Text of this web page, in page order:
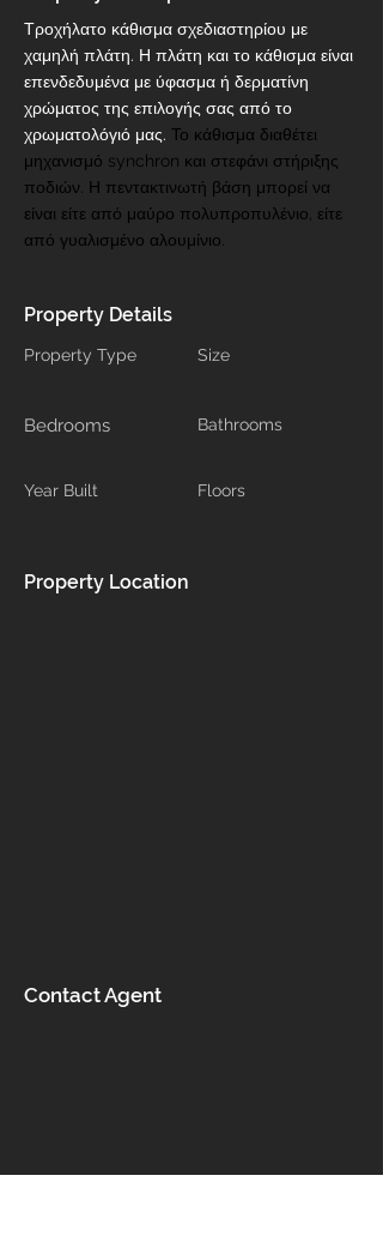
Τροχήλατο κάθισμα σχεδιαστηρίου με
χαμηλή πλάτη. Η πλάτη και το κάθισμα είναι
επενδεδυμένα με ύφασμα ή δερματίνη
χρώματος της επιλογής σας από το
χρωματολόγιό μας. Το κάθισμα διαθέτει
μηχανισμό synchron και στεφάνι στήριξης
ποδιών. Η πεντακτινωτή βάση μπορεί να
είναι είτε από μαύρο πολυπροπυλένιο, είτε
από γυαλισμένο αλουμίνιο.
Property Details
Property Type
Bedrooms
Year Built
Size
Bathrooms
Floors
Property Location
Contact Agent